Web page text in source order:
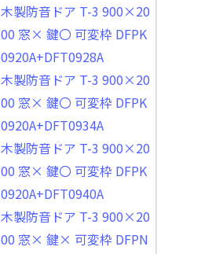
木製防音ドア T-3 900×20
00 窓× 鍵〇 可変枠 DFPK
0920A+DFT0928A
木製防音ドア T-3 900×20
00 窓× 鍵〇 可変枠 DFPK
0920A+DFT0934A
木製防音ドア T-3 900×20
00 窓× 鍵〇 可変枠 DFPK
0920A+DFT0940A
木製防音ドア T-3 900×20
00 窓× 鍵× 可変枠 DFPN